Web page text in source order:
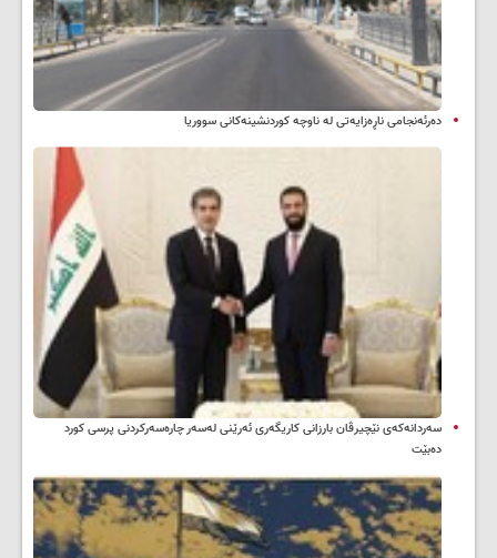
دەرئەنجامی ناڕەزایەتی لە ناوچە کوردنشینەکانی سووریا
سه‌ردانه‌کەی نێچیرڤان بارزانی كاریگه‌ری ئه‌رێنی له‌سه‌ر چاره‌سه‌ركردنی پرسی كورد
ده‌بێت